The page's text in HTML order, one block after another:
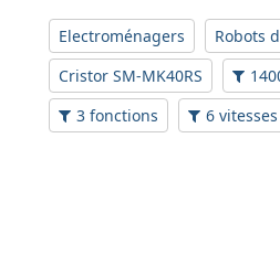
Electroménagers Robots
Cristor SM-MK40RS
3 fonctions
6 vitesses